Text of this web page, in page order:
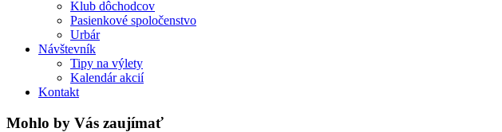
Klub dôchodcov
Pasienkové spoločenstvo
Urbár
Návštevník
Tipy na výlety
Kalendár akcií
Kontakt
Mohlo by Vás zaujímať